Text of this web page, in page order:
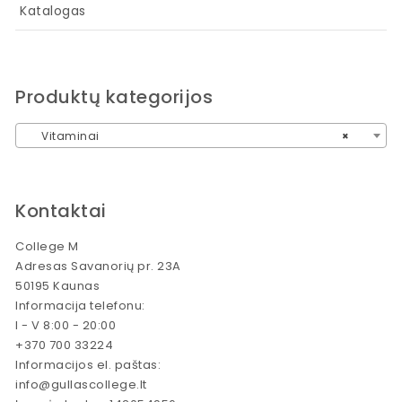
Katalogas
Produktų kategorijos
×
Vitaminai
Kontaktai
College M
Adresas Savanorių pr. 23A
50195 Kaunas
Informacija telefonu:
I - V 8:00 - 20:00
+370 700 33224
Informacijos el. paštas:
info@gullascollege.lt